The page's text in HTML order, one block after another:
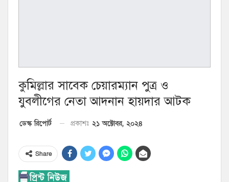
কুমিল্লার সাবেক চেয়ারম্যান পুত্র ও
যুবলীগের নেতা আদনান হায়দার আটক
ডেস্ক রিপোর্ট প্রকাশঃ ২১ অক্টোবর, ২০২৪
Share